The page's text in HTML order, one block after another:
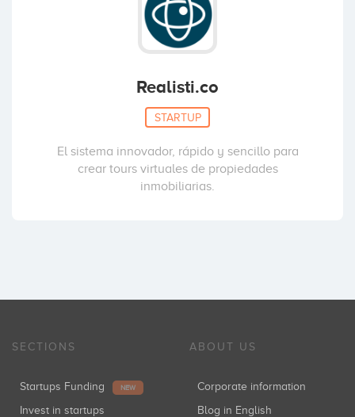
Realisti.co
STARTUP
El sistema innovador, rápido y sencillo para
crear tours virtuales de propiedades
inmobiliarias.
SECTIONS
Startups Funding NEW
Invest in startups
ABOUT US
Corporate information
Blog in English